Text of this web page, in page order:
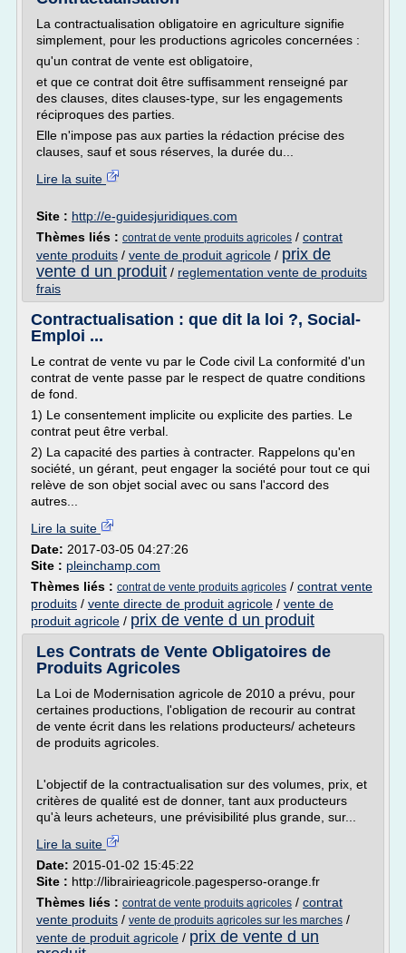
La contractualisation obligatoire en agriculture signifie
simplement, pour les productions agricoles concernées :
qu'un contrat de vente est obligatoire,
et que ce contrat doit être suffisamment renseigné par
des clauses, dites clauses-type, sur les engagements
réciproques des parties.
Elle n'impose pas aux parties la rédaction précise des
clauses, sauf et sous réserves, la durée du...
Lire la suite
Site : http://e-guidesjuridiques.com
Thèmes liés : contrat de vente produits agricoles / contrat
vente produits / vente de produit agricole / prix de
vente d un produit / reglementation vente de produits
frais
Contractualisation : que dit la loi ?, Social-
Emploi ...
Le contrat de vente vu par le Code civil La conformité d'un
contrat de vente passe par le respect de quatre conditions
de fond.
1) Le consentement implicite ou explicite des parties. Le
contrat peut être verbal.
2) La capacité des parties à contracter. Rappelons qu'en
société, un gérant, peut engager la société pour tout ce qui
relève de son objet social avec ou sans l'accord des
autres...
Lire la suite
Date: 2017-03-05 04:27:26
Site : pleinchamp.com
Thèmes liés : contrat de vente produits agricoles / contrat vente
produits / vente directe de produit agricole / vente de
produit agricole / prix de vente d un produit
Les Contrats de Vente Obligatoires de
Produits Agricoles
La Loi de Modernisation agricole de 2010 a prévu, pour
certaines productions, l'obligation de recourir au contrat
de vente écrit dans les relations producteurs/ acheteurs
de produits agricoles.
L'objectif de la contractualisation sur des volumes, prix, et
critères de qualité est de donner, tant aux producteurs
qu'à leurs acheteurs, une prévisibilité plus grande, sur...
Lire la suite
Date: 2015-01-02 15:45:22
Site : http://librairieagricole.pagesperso-orange.fr
Thèmes liés : contrat de vente produits agricoles / contrat
vente produits / vente de produits agricoles sur les marches /
vente de produit agricole / prix de vente d un